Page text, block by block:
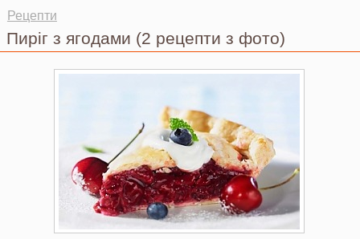
Ви тут
Рецепти
Пиріг з ягодами (2 рецепти з фото)